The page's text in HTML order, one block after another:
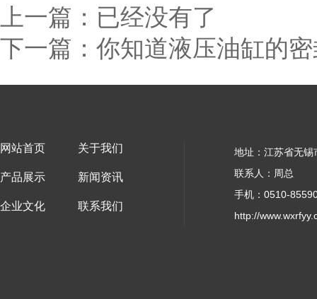
上一篇：已经没有了
下一篇： 你知道液压油缸的
网站首页 关于我们
产品展示 新闻资讯
企业文化 联系我们
地址：江苏省无
联系人：周总
手机：0510-
http://